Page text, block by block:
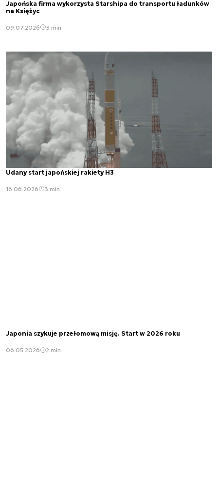
Japońska firma wykorzysta Starshipa do transportu ładunków
na Księżyc
09.07.2026 3 min.
Udany start japońskiej rakiety H3
16.06.2026 3 min.
Japonia szykuje przełomową misję. Start w 2026 roku
06.05.2026 2 min.